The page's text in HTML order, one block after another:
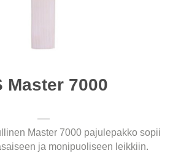
Master 7000
Master 7000 pajulepakko sopii
ja monipuoliseen leikkiin.